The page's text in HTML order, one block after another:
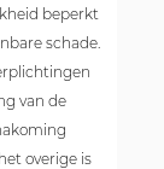
beperkt
schade.
van de
overige is